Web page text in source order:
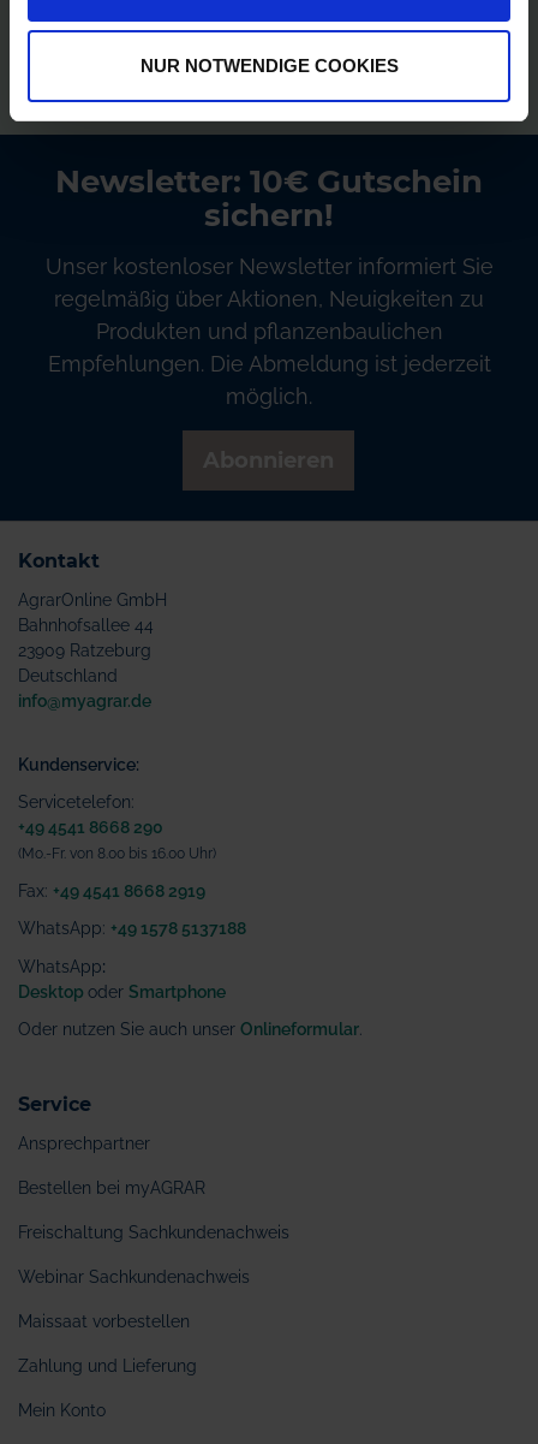
NUR NOTWENDIGE COOKIES
Bezahlung auf Rechnung
Newsletter: 10€ Gutschein
sichern!
Unser kostenloser Newsletter informiert Sie
regelmäßig über Aktionen, Neuigkeiten zu
Produkten und pflanzenbaulichen
Empfehlungen. Die Abmeldung ist jederzeit
möglich.
Kontakt
AgrarOnline GmbH
Bahnhofsallee 44
23909 Ratzeburg
Deutschland
info@myagrar.de
Kundenservice:
Servicetelefon:
+49 4541 8668 290
(Mo.-Fr. von 8.00 bis 16.00 Uhr)
Fax: +49 4541 8668 2919
WhatsApp: +49 1578 5137188
WhatsApp:
Desktop oder Smartphone
Oder nutzen Sie auch unser Onlineformular
Service
Ansprechpartner
Bestellen bei myAGRAR
Freischaltung Sachkundenachweis
Webinar Sachkundenachweis
Maissaat vorbestellen
Zahlung und Lieferung
Mein Konto